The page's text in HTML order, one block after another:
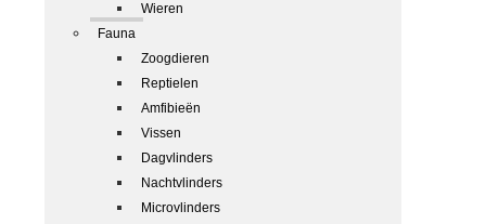
Wieren
Fauna
Zoogdieren
Reptielen
Amfibieën
Vissen
Dagvlinders
Nachtvlinders
Microvlinders